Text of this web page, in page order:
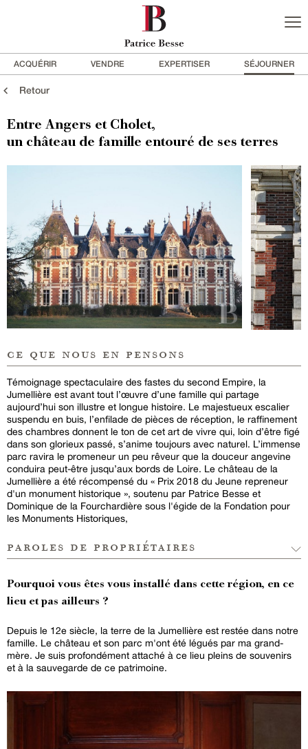
ACQUÉRIR VENDRE EXPERTISER SÉJOURNER
Retour
Entre Angers et Cholet,
un château de famille entouré de ses terres
ce que nous en pensons
Témoignage spectaculaire des fastes du second Empire, la
Jumellière est avant tout l’œuvre d’une famille qui partage
aujourd’hui son illustre et longue histoire. Le majestueux escalier
suspendu en buis, l’enfilade de pièces de réception, le raffinement
des chambres donnent le ton de cet art de vivre qui, loin d’être figé
dans son glorieux passé, s’anime toujours avec naturel. L’immense
parc ravira le promeneur un peu rêveur que la douceur angevine
conduira peut-être jusqu’aux bords de Loire. Le château de la
Jumellière a été récompensé du « Prix 2018 du Jeune repreneur
d'un monument historique », soutenu par Patrice Besse et
Dominique de la Fourchardière sous l'égide de la Fondation pour
les Monuments Historiques,
paroles de propriétaires
Pourquoi vous êtes vous installé dans cette région, en ce
lieu et pas ailleurs ?
Depuis le 12e siècle, la terre de la Jumellière est restée dans notre
famille. Le château et son parc m'ont été légués par ma grand-
mère. Je suis profondément attaché à ce lieu pleins de souvenirs
et à la sauvegarde de ce patrimoine.